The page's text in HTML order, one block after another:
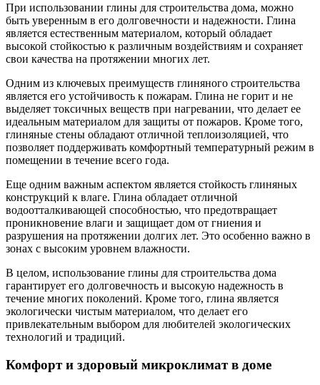
При использовании глины для строительства дома, можно
быть уверенным в его долговечности и надежности. Глина
является естественным материалом, который обладает
высокой стойкостью к различным воздействиям и сохраняет
свои качества на протяжении многих лет.
Одним из ключевых преимуществ глиняного строительства
является его устойчивость к пожарам. Глина не горит и не
выделяет токсичных веществ при нагревании, что делает ее
идеальным материалом для защиты от пожаров. Кроме того,
глиняные стены обладают отличной теплоизоляцией, что
позволяет поддерживать комфортный температурный режим в
помещении в течение всего года.
Еще одним важным аспектом является стойкость глиняных
конструкций к влаге. Глина обладает отличной
водоотталкивающей способностью, что предотвращает
проникновение влаги и защищает дом от гниения и
разрушения на протяжении долгих лет. Это особенно важно в
зонах с высоким уровнем влажности.
В целом, использование глины для строительства дома
гарантирует его долговечность и высокую надежность в
течение многих поколений. Кроме того, глина является
экологически чистым материалом, что делает его
привлекательным выбором для любителей экологических
технологий и традиций.
Комфорт и здоровый микроклимат в доме